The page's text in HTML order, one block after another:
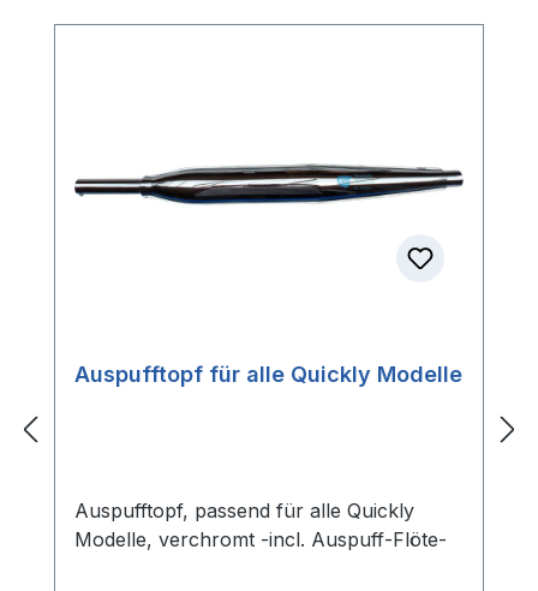
Auspufftopf für alle Quickly Modelle
Auspufftopf, passend für alle Quickly
Modelle, verchromt -incl. Auspuff-Flöte-